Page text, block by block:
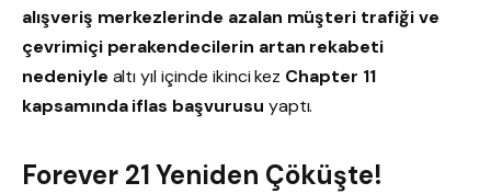
alışveriş merkezlerinde azalan müşteri trafiği ve
çevrimiçi perakendecilerin artan rekabeti
nedeniyle altı yıl içinde ikinci kez Chapter 11
kapsamında iflas başvurusu yaptı.
Forever 21 Yeniden Çöküşte!